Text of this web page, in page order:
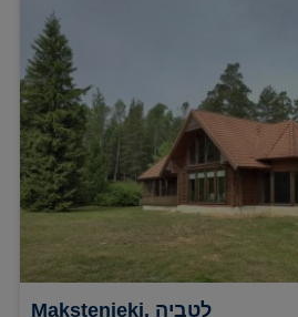
Makstenieki, לטביה